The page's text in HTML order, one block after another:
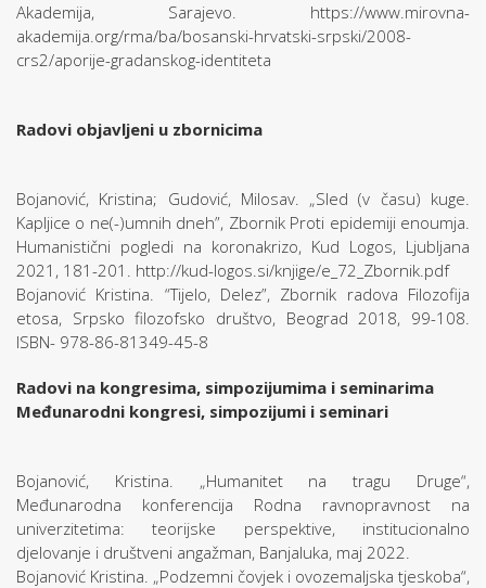
Akademija, Sarajevo. https://www.mirovna-
akademija.org/rma/ba/bosanski-hrvatski-srpski/2008-
crs2/aporije-gradanskog-identiteta
Radovi objavljeni u zbornicima
Bojanović, Kristina; Gudović, Milosav. „Sled (v času) kuge.
Kapljice o ne(-)umnih dneh”, Zbornik Proti epidemiji enoumja.
Humanistični pogledi na koronakrizo, Kud Logos, Ljubljana
2021, 181-201. http://kud-logos.si/knjige/e_72_Zbornik.pdf
Bojanović Kristina. “Tijelo, Delez”, Zbornik radova Filozofija
etosa, Srpsko filozofsko društvo, Beograd 2018, 99-108.
ISBN- 978-86-81349-45-8
Radovi na kongresima, simpozijumima i seminarima
Međunarodni kongresi, simpozijumi i seminari
Bojanović, Kristina. „Humanitet na tragu Druge“,
Međunarodna konferencija Rodna ravnopravnost na
univerzitetima: teorijske perspektive, institucionalno
djelovanje i društveni angažman, Banjaluka, maj 2022.
Bojanović Kristina. „Podzemni čovjek i ovozemaljska tjeskoba“,